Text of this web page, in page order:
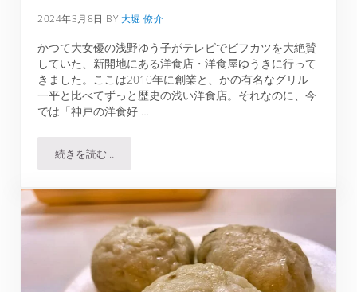
2024年3月8日 BY 大堀 僚介
かつて大女優の浅野ゆう子がテレビでビフカツを大絶賛
していた、新開地にある洋食店・洋食屋ゆうきに行って
きました。ここは2010年に創業と、かの有名なグリル
一平と比べてずっと歴史の浅い洋食店。それなのに、今
では「神戸の洋食好 …
続きを読む…洋食屋ゆうきで大女優が大絶賛したビフカツを食す